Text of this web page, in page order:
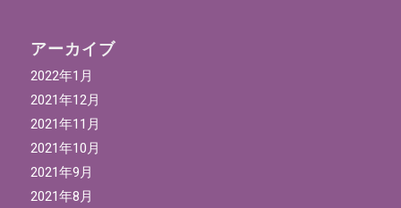
アーカイブ
2022年1月
2021年12月
2021年11月
2021年10月
2021年9月
2021年8月